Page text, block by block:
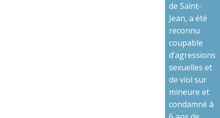
de Saint-
Jean, a été
reconnu
coupable
d’agressions
sexuelles et
de viol sur
mineure et
condamné à